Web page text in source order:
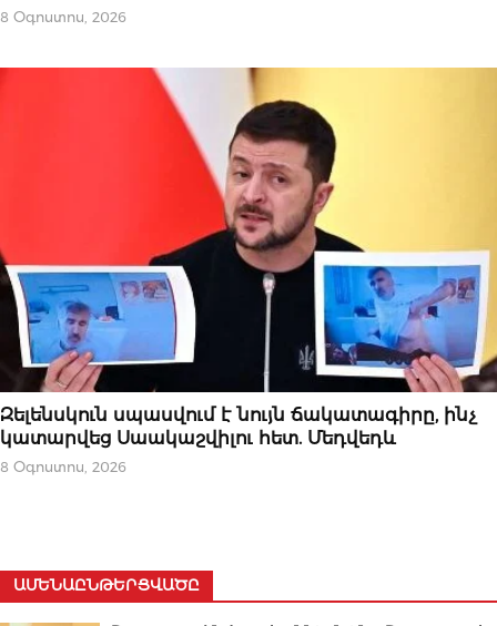
8 Օգոստոս, 2026
ՔԱՂԱՔԱԿԱՆՈՒԹՅՈՒՆ
Զելենսկուն սպասվում է նույն ճակատագիրը, ինչ
կատարվեց Սաակաշվիլու հետ. Մեդվեդև
8 Օգոստոս, 2026
ԱՄԵՆԱԸՆԹԵՐՑՎԱԾԸ